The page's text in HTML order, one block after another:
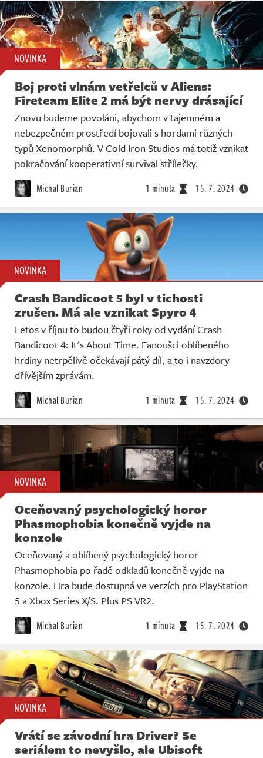
NOVINKA
Boj proti vlnám vetřelců v Aliens:
Fireteam Elite 2 má být nervy drásající
Znovu budeme povoláni, abychom v tajemném a
nebezpečném prostředí bojovali s hordami různých
typů Xenomorphů. V Cold Iron Studios má totiž vznikat
pokračování kooperativní survival střílečky.
Michal Burian 1 minuta 15. 7. 2024
NOVINKA
Crash Bandicoot 5 byl v tichosti
zrušen. Má ale vznikat Spyro 4
Letos v říjnu to budou čtyři roky od vydání Crash
Bandicoot 4: It's About Time. Fanoušci oblíbeného
hrdiny netrpělivě očekávají pátý díl, a to i navzdory
dřívějším zprávám.
Michal Burian 1 minuta 15. 7. 2024
NOVINKA
Oceňovaný psychologický horor
Phasmophobia konečně vyjde na
konzole
Oceňovaný a oblíbený psychologický horor
Phasmophobia po řadě odkladů konečně vyjde na
konzole. Hra bude dostupná ve verzích pro PlayStation
5 a Xbox Series X/S. Plus PS VR2.
Michal Burian 1 minuta 15. 7. 2024
NOVINKA
Vrátí se závodní hra Driver? Se
seriálem to nevyšlo, ale Ubisoft